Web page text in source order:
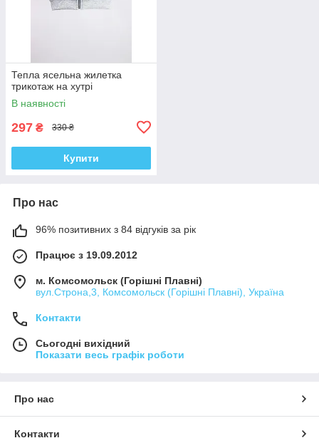
Тепла ясельна жилетка
трикотаж на хутрі
В наявності
297 ₴ 330 ₴
Купити
Про нас
96% позитивних з 84 відгуків за рік
Працює з 19.09.2012
м. Комсомольск (Горішні Плавні)
вул.Строна,3, Комсомольск (Горішні Плавні), Україна
Контакти
Сьогодні вихідний
Показати весь графік роботи
Про нас
Контакти